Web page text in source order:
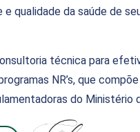
e qualidade da saúde de
técnica para
NR’s, que compõe
do Ministério